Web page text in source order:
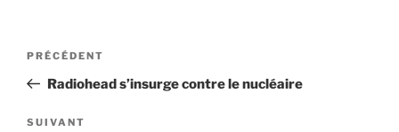
Navigation
l’article
Article
précédent
PRÉCÉDENT
Radiohead s’insurge contre le nucléaire
Article
SUIVANT